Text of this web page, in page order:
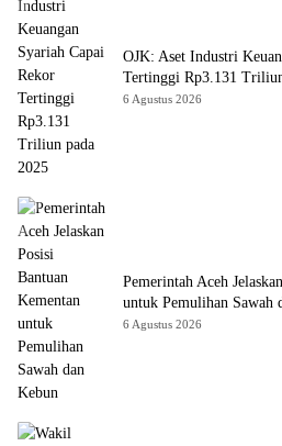
OJK: Aset Industri
Tertinggi Rp3.131
6 Agustus 2026
Pemerintah Aceh
untuk Pemulihan Sawah
6 Agustus 2026